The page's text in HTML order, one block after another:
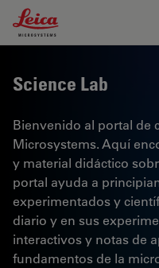
Leica Microsystems Logo
Science Lab
Bienvenido al portal de
Microsystems. Aquí
y material didáctico
portal ayuda a
experimentados y
diario y en sus
interactivos y notas de
fundamentos de la